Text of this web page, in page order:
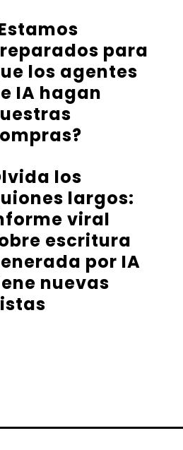
para
los agentes
IA hagan
los
largos:
viral
escritura
por IA
nuevas